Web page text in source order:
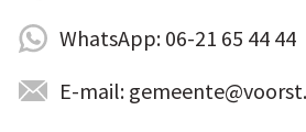
WhatsApp: 06-21 65 44 44
E-mail: